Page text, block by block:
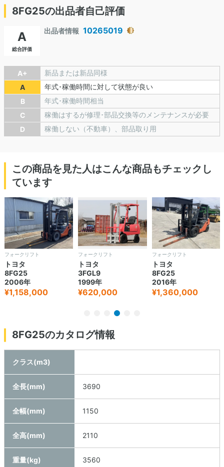
8FG25の出品者自己評価
A
総合評価
出品者情報 10265019
A+
新品または新品同様
A
年式･稼働時間に対して状態が良い
B
年式･稼働時間相当
C
稼働はするが修理･部品交換等のメンテナンスが必要
D
稼働しない（不動車）、部品取り用
この商品を見た人はこんな商品もチェックし
ています
フォークリフト
トヨタ
8FG25
2006年
¥1,158,000
フォークリフト
トヨタ
3FGL9
1999年
¥620,000
フォークリフト
トヨタ
8FG25
2016年
¥1,360,000
8FG25のカタログ情報
クラス(m3)
全長(mm) 3690
全幅(mm) 1150
全高(mm) 2110
重量(kg) 3560